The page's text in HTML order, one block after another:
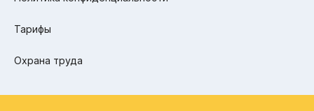
Тарифы
Охрана труда